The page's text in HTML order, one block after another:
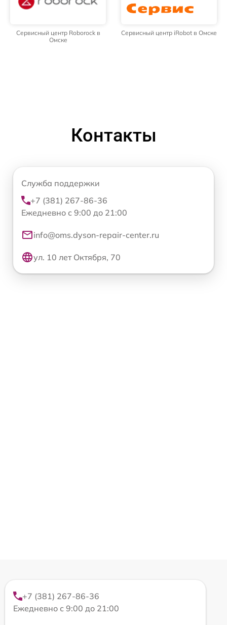
Сервисный центр Roborock в
Омске
Сервисный центр iRobot в Омске
Контакты
Служба поддержки
+7 (381) 267-86-36
Ежедневно с 9:00 до 21:00
info@oms.dyson-repair-center.ru
ул. 10 лет Октября, 70
+7 (381) 267-86-36
Ежедневно с 9:00 до 21:00